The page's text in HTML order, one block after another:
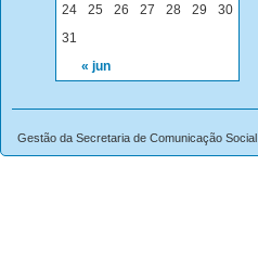
« jun
24
25 26 27 28 29
30
31
Gestão da Secretaria de Comunicação Social.